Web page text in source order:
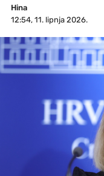
Hina
12:54, 11. lipnja 2026.